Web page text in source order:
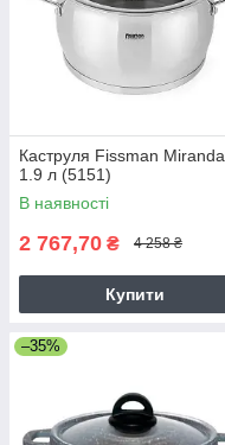
Каструля Fissman Miranda
1.9 л (5151)
В наявності
2 767,70 ₴ 4 258 ₴
Купити
–35%